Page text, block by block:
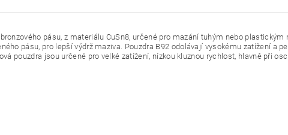
pásu, z materiálu CuSn8, určené pro mazání tuhým nebo plastickým
pásu, pro lepší výdrž maziva. Pouzdra B92 odolávají vysokému zatížení a
pouzdra jsou určené pro velké zatížení, nízkou kluznou rychlost, hlavně při